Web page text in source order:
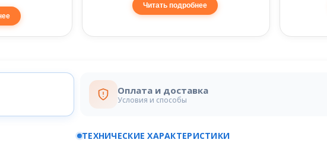
Читать подробнее
Оплата и доставка
Условия и способы
ТЕХНИЧЕСКИЕ ХАРАКТЕРИСТИКИ